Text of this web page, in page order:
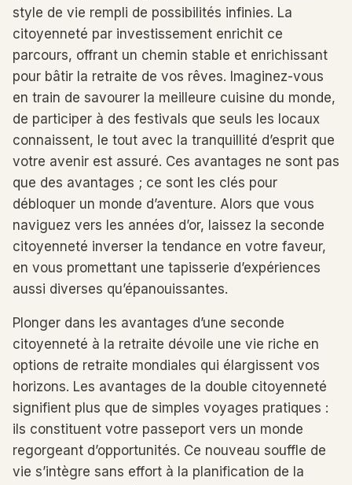
style de vie rempli de possibilités infinies. La
citoyenneté par investissement enrichit ce
parcours, offrant un chemin stable et enrichissant
pour bâtir la retraite de vos rêves. Imaginez-vous
en train de savourer la meilleure cuisine du monde,
de participer à des festivals que seuls les locaux
connaissent, le tout avec la tranquillité d’esprit que
votre avenir est assuré. Ces avantages ne sont pas
que des avantages ; ce sont les clés pour
débloquer un monde d’aventure. Alors que vous
naviguez vers les années d’or, laissez la seconde
citoyenneté inverser la tendance en votre faveur,
en vous promettant une tapisserie d’expériences
aussi diverses qu’épanouissantes.
Plonger dans les avantages d’une seconde
citoyenneté à la retraite dévoile une vie riche en
options de retraite mondiales qui élargissent vos
horizons. Les avantages de la double citoyenneté
signifient plus que de simples voyages pratiques :
ils constituent votre passeport vers un monde
regorgeant d’opportunités. Ce nouveau souffle de
vie s’intègre sans effort à la planification de la